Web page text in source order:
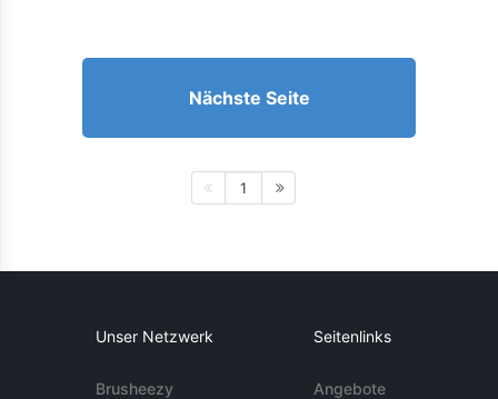
Nächste Seite
1
Unser Netzwerk
Brusheezy
Seitenlinks
Angebote